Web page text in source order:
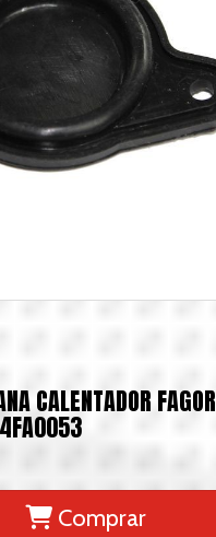
CALENTADOR FAGOR
Comprar